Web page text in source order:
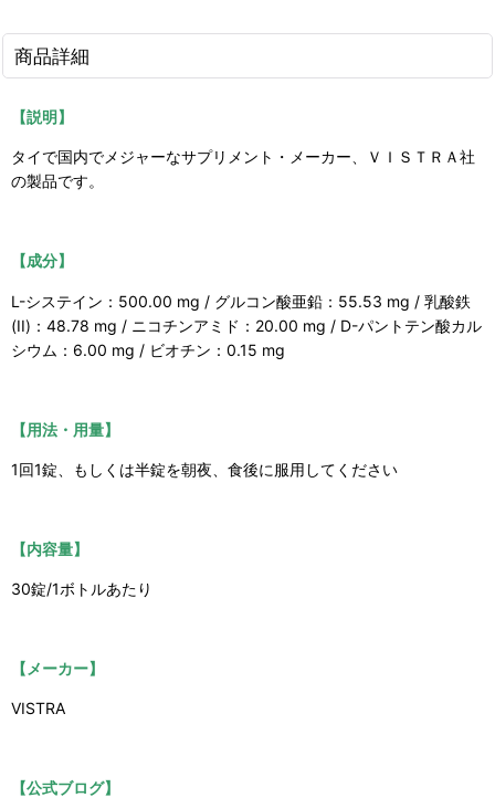
商品詳細
【説明】
タイで国内でメジャーなサプリメント・メーカー、ＶＩＳＴＲＡ社
の製品です。
【成分】
L-システイン：500.00 mg / グルコン酸亜鉛：55.53 mg / 乳酸鉄
(II)：48.78 mg / ニコチンアミド：20.00 mg / D-パントテン酸カル
シウム：6.00 mg / ビオチン：0.15 mg
【用法・用量】
1回1錠、もしくは半錠を朝夜、食後に服用してください
【内容量】
30錠/1ボトルあたり
【メーカー】
VISTRA
【公式ブログ】